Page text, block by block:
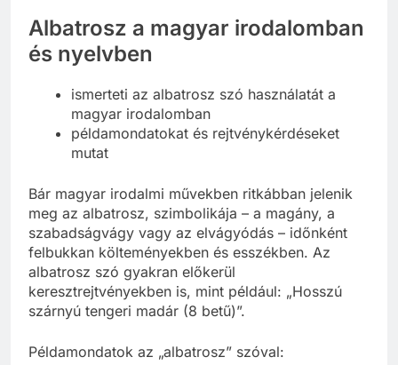
Albatrosz a magyar irodalomban
és nyelvben
ismerteti az albatrosz szó használatát a
magyar irodalomban
példamondatokat és rejtvénykérdéseket
mutat
Bár magyar irodalmi művekben ritkábban jelenik
meg az albatrosz, szimbolikája – a magány, a
szabadságvágy vagy az elvágyódás – időnként
felbukkan költeményekben és esszékben. Az
albatrosz szó gyakran előkerül
keresztrejtvényekben is, mint például: „Hosszú
szárnyú tengeri madár (8 betű)”.
Példamondatok az „albatrosz” szóval: